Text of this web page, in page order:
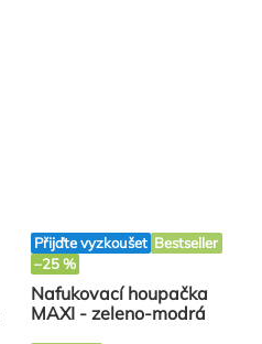
Přijďte vyzkoušet Bestseller
–25 %
Nafukovací houpačka
MAXI - zeleno-modrá